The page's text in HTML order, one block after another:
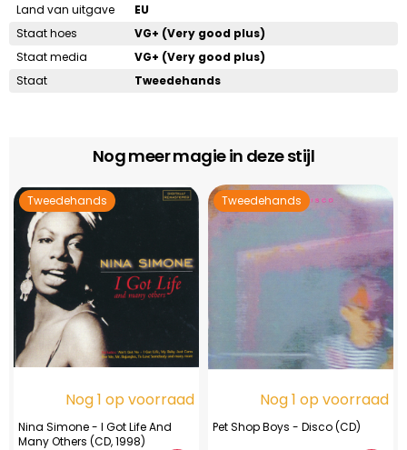
Land van uitgave
EU
Staat hoes
VG+ (Very good plus)
Staat media
VG+ (Very good plus)
Staat
Tweedehands
Nog meer magie in deze stijl
Tweedehands
Nog 1 op voorraad
Nina Simone - I Got Life And
Many Others (CD, 1998)
Tweedehands
Nog 1 op voorraad
Pet Shop Boys - Disco (CD)